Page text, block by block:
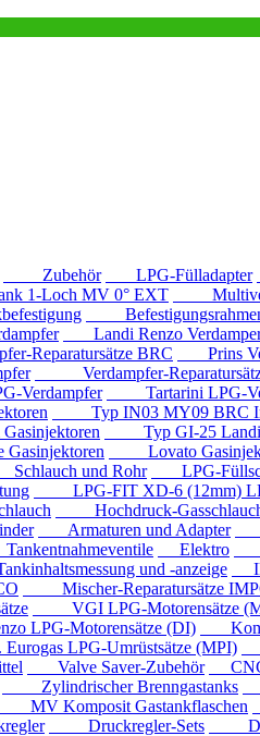
Zubehör LPG-Fülladapter
1-Loch MV 0° EXT
Befestigungsrahmen
Landi Renzo
Reparatursätze BRC Prins
Verdampfer-
Tartarini LPG-
Typ IN03 MY09 BRC
Typ GI-25 Landi
Lovato
Schlauch und Rohr LPG-
LPG-FIT XD-6 (12mm)
Hochdruck-
Armaturen und Adapter
Elektro
und -anzeige
Mischer-Reparatursätze
VGI LPG-Motorensätze
LPG-Motorensätze (DI)
LPG-Umrüstsätze (MPI)
Valve Saver-Zubehör
Zylindrischer Brenngastanks
Komposit Gastankflaschen
Druckregler-Sets